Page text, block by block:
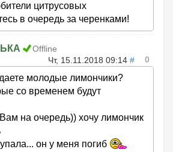
цитрусовых
в очередь за черенками!
Offline
Чт, 15.11.2018 09:14 # 0
молодые лимончики?
со временем будут
на очередь)) хочу лимончик
он у меня погиб